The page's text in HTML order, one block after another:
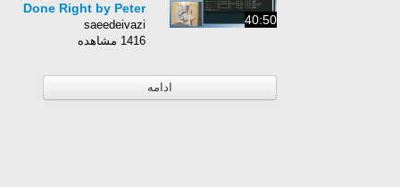
40:50
Done Right by Peter
Baumgartner
saeedeivazi
1416 مشاهده
ادامه